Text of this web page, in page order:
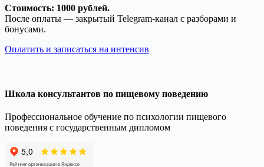
Стоимость: 1000 рублей.
После оплаты — закрытый Telegram-канал с разборами и
бонусами.
Оплатить и записаться на интенсив
Школа консультантов по пищевому поведению
Профессиональное обучение по психологии пищевого
поведения с государственным дипломом